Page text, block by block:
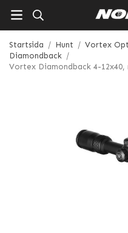
Startsida / Hunt / Vortex
Diamondback /
Vortex Diamondback 4-